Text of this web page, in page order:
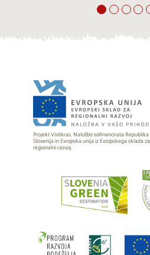
Projekt Visitkras. Naložbo sofinancirata Republika
Slovenija in Evropska unija iz Evropskega sklada za
regionalni razvoj.